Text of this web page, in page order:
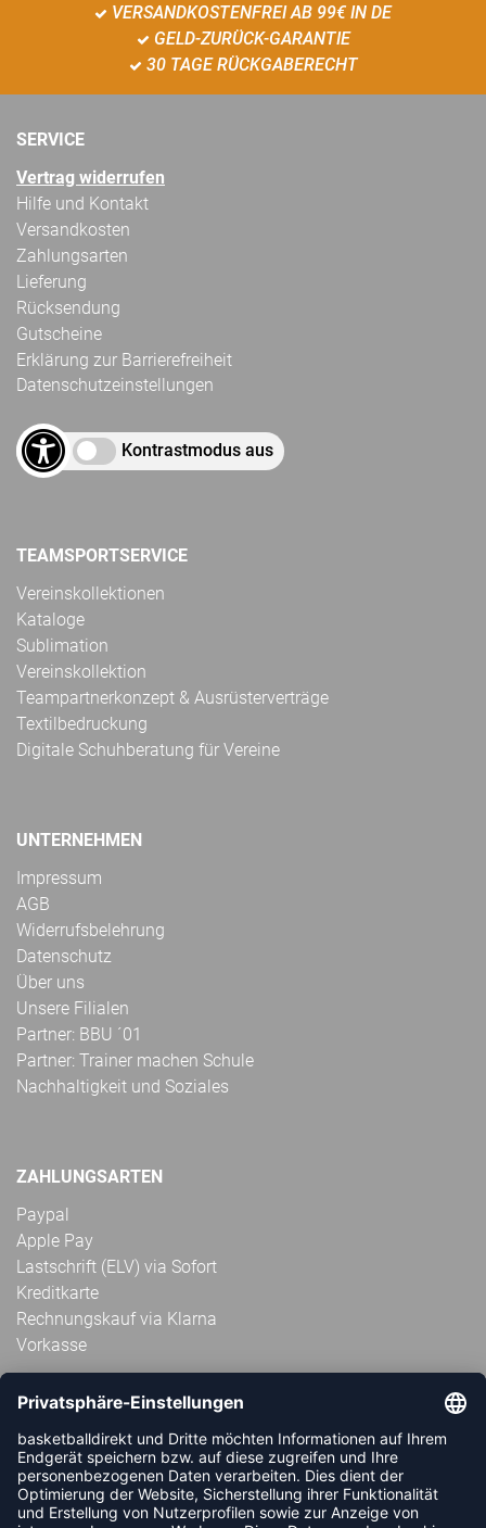
VERSANDKOSTENFREI AB 99€ IN DE
GELD-ZURÜCK-GARANTIE
30 TAGE RÜCKGABERECHT
SERVICE
Vertrag widerrufen
Hilfe und Kontakt
Versandkosten
Zahlungsarten
Lieferung
Rücksendung
Gutscheine
Erklärung zur Barrierefreiheit
Datenschutzeinstellungen
Kontrastmodus aus
TEAMSPORTSERVICE
Vereinskollektionen
Kataloge
Sublimation
Vereinskollektion
Teampartnerkonzept & Ausrüsterverträge
Textilbedruckung
Digitale Schuhberatung für Vereine
UNTERNEHMEN
Impressum
AGB
Widerrufsbelehrung
Datenschutz
Über uns
Unsere Filialen
Partner: BBU ´01
Partner: Trainer machen Schule
Nachhaltigkeit und Soziales
ZAHLUNGSARTEN
Paypal
Apple Pay
Lastschrift (ELV) via Sofort
Kreditkarte
Rechnungskauf via Klarna
Vorkasse
ABONNIERE JETZT DEN KOSTENLOSEN
HANDBALLDIREKT-NEWSLETTER UND VERPASSE KEINE
NEUIGKEIT ODER AKTION MEHR.
JETZT ANMELDEN